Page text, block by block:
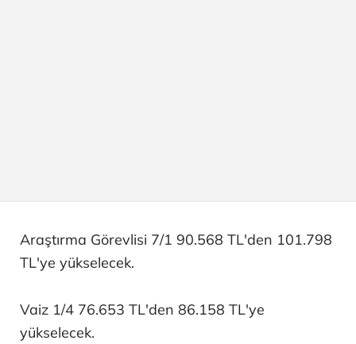
Araştırma Görevlisi 7/1 90.568 TL'den 101.798
TL'ye yükselecek.
Vaiz 1/4 76.653 TL'den 86.158 TL'ye
yükselecek.